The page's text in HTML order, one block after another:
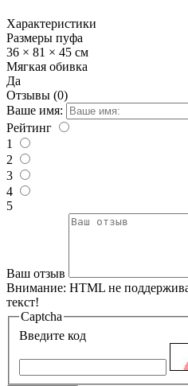
Характеристики
Размеры пуфа
36 × 81 × 45 см
Мягкая обивка
Да
Отзывы (0)
Ваше имя:
Рейтинг
1
2
3
4
5
Ваш отзыв
Внимание: HTML не
текст!
Captcha
Введите код